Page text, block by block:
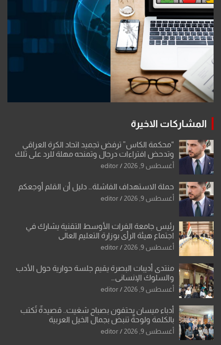
المشاركات الاخيرة
“محكمة الكاس” ترفض تجميد اتحاد الكرة العراقي
وتدحض افتراءات درجال وتمنحه مهلة للرد على تلك
الشكوى
أغسطس 9, 2026 editor
حملة الاستهداف الفاشلة… دليل أن القلم أوجعكم
أغسطس 9, 2026 editor
رئيس جامعة الفرات الأوسط التقنية يشارك في
اجتماع هيئة الرأي بوزارة التعليم العالي
أغسطس 9, 2026 editor
منتدى أديبات البصرة يقيم جلسة حوارية حول الأدب
والسلوك الإنساني…
أغسطس 9, 2026 editor
أدباء ميسان يحتفون بصباح شغيت.. قصيدةٌ تُكتب
بالكلمة ولوحةٌ تنبض بجمال الخيل العربية
أغسطس 9, 2026 editor